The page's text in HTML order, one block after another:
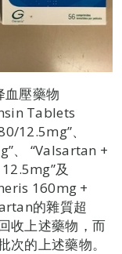
血壓藥物
Tablets
12.5mg”、
、 “Valsartan +
及
160mg +
的雜質超
收上述藥物，而
的上述藥物。